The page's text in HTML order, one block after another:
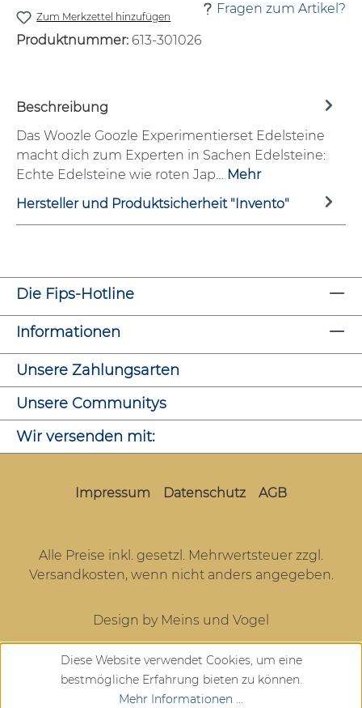
Zum Merkzettel hinzufügen
Fragen zum Artikel?
Produktnummer: 613-301026
Beschreibung
Das Woozle Goozle Experimentierset Edelsteine
macht dich zum Experten in Sachen Edelsteine:
Echte Edelsteine wie roten Jap… Mehr
Hersteller und Produktsicherheit "Invento"
Die Fips-Hotline
Informationen
Unsere Zahlungsarten
Unsere Communitys
Wir versenden mit:
Impressum Datenschutz AGB
Alle Preise inkl. gesetzl. Mehrwertsteuer zzgl.
Versandkosten, wenn nicht anders angegeben.
Design by Meins und Vogel
Diese Website verwendet Cookies, um eine
bestmögliche Erfahrung bieten zu können.
Mehr Informationen ...